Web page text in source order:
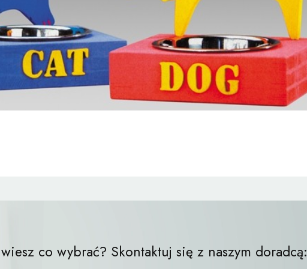
co wybrać? Skontaktuj się z naszym doradcą: